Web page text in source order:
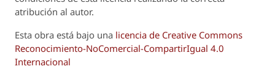
atribución al autor.
Esta obra está bajo una licencia de Creative Commons
Reconocimiento-NoComercial-CompartirIgual 4.0
Internacional